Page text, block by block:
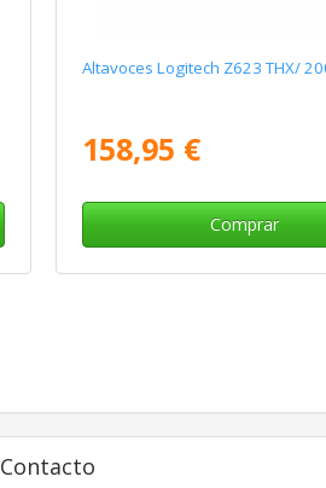
Altavoces Logitech Z623 THX/
158,95 €
Comprar
Contacto